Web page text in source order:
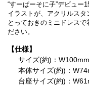
“すーぱーそに子”デビュー
イラストが、アクリルスタ
とっておきのミニドレス
ださい。
【仕様】
サイズ(約)：
本体サイズ(約)：
台座サイズ(約)：